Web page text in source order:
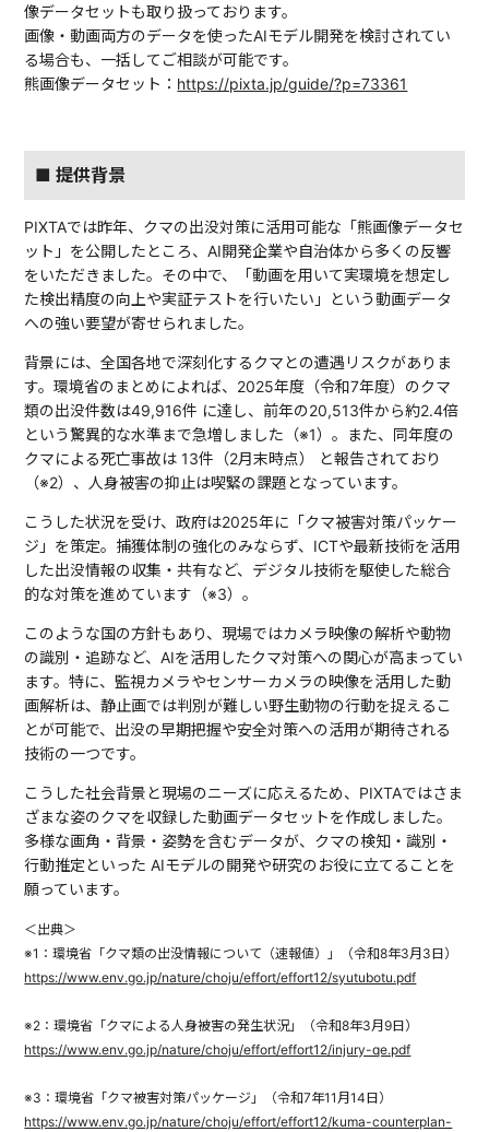
像データセットも取り扱っております。
画像・動画両方のデータを使ったAIモデル開発を検討されてい
る場合も、一括してご相談が可能です。
熊画像データセット： https://pixta.jp/guide/?p=73361
■ 提供背景
PIXTAでは昨年、クマの出没対策に活用可能な「熊画像データセ
ット」を公開したところ、AI開発企業や自治体から多くの反響
をいただきました。その中で、「動画を用いて実環境を想定し
た検出精度の向上や実証テストを行いたい」という動画データ
への強い要望が寄せられました。
背景には、全国各地で深刻化するクマとの遭遇リスクがありま
す。環境省のまとめによれば、2025年度（令和7年度）のクマ
類の出没件数は49,916件 に達し、前年の20,513件から約2.4倍
という驚異的な水準まで急増しました（※1）。また、同年度の
クマによる死亡事故は 13件（2月末時点） と報告されており
（※2）、人身被害の抑止は喫緊の課題となっています。
こうした状況を受け、政府は2025年に「クマ被害対策パッケー
ジ」を策定。捕獲体制の強化のみならず、ICTや最新技術を活用
した出没情報の収集・共有など、デジタル技術を駆使した総合
的な対策を進めています（※3）。
このような国の方針もあり、現場ではカメラ映像の解析や動物
の識別・追跡など、AIを活用したクマ対策への関心が高まってい
ます。特に、監視カメラやセンサーカメラの映像を活用した動
画解析は、静止画では判別が難しい野生動物の行動を捉えるこ
とが可能で、出没の早期把握や安全対策への活用が期待される
技術の一つです。
こうした社会背景と現場のニーズに応えるため、PIXTAではさま
ざまな姿のクマを収録した動画データセットを作成しました。
多様な画角・背景・姿勢を含むデータが、クマの検知・識別・
行動推定といった AIモデルの開発や研究のお役に立てることを
願っています。
＜出典＞
※1：環境省「クマ類の出没情報について（速報値）」（令和8年3月3日）
https://www.env.go.jp/nature/choju/effort/effort12/syutubotu.pdf
※2：環境省「クマによる人身被害の発生状況」（令和8年3月9日）
https://www.env.go.jp/nature/choju/effort/effort12/injury-qe.pdf
※3：環境省「クマ被害対策パッケージ」（令和7年11月14日）
https://www.env.go.jp/nature/choju/effort/effort12/kuma-counterplan-